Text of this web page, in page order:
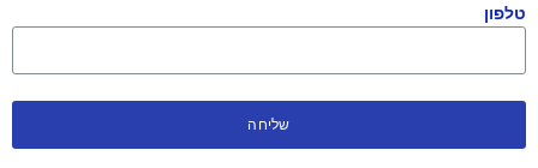
טלפון
שליחה